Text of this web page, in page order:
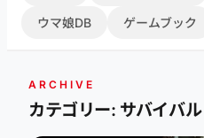
ウマ娘DB ゲームブック
ARCHIVE
カテゴリー: サバイバル